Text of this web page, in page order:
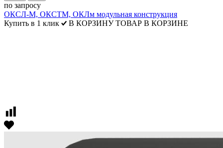
по запросу
ОКСЛ-М, ОКСТМ, ОКЛм модульная конструкция
Купить в 1 клик
В КОРЗИНУ ТОВАР В КОРЗИНЕ